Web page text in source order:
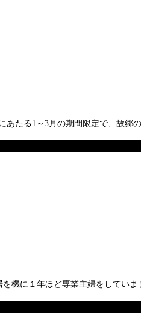
たる1～3月の期間限定で、故郷
機に１年ほど専業主婦をしてい